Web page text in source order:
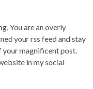
You are an overly
your rss feed and stay
your magnificent post.
in my social